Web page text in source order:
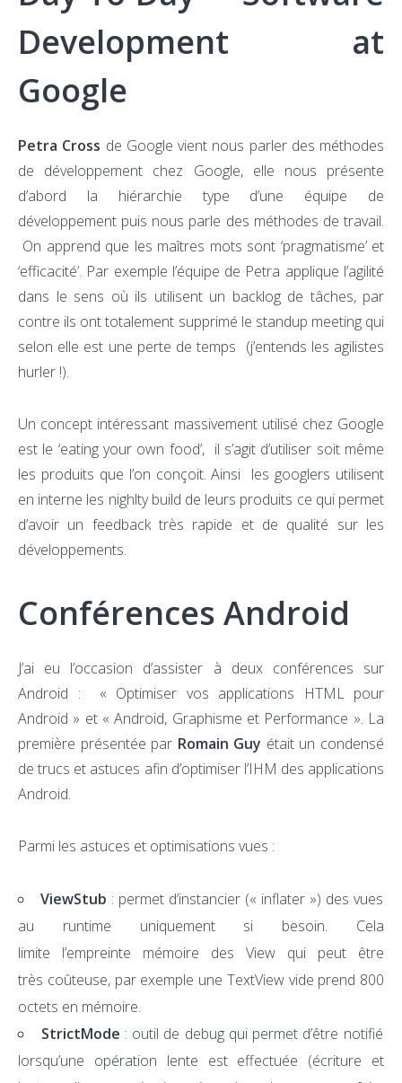
Development at
Google
Petra Cross de Google vient nous parler des méthodes
de développement chez Google, elle nous présente
d’abord la hiérarchie type d’une équipe de
développement puis nous parle des méthodes de travail.
On apprend que les maîtres mots sont ‘pragmatisme’ et
‘efficacité’. Par exemple l’équipe de Petra applique l’agilité
dans le sens où ils utilisent un backlog de tâches, par
contre ils ont totalement supprimé le standup meeting qui
selon elle est une perte de temps (j’entends les agilistes
hurler !).
Un concept intéressant massivement utilisé chez Google
est le ‘eating your own food’, il s’agit d’utiliser soit même
les produits que l’on conçoit. Ainsi les googlers utilisent
en interne les nighlty build de leurs produits ce qui permet
d’avoir un feedback très rapide et de qualité sur les
développements.
Conférences Android
J’ai eu l’occasion d’assister à deux conférences sur
Android : « Optimiser vos applications HTML pour
Android » et « Android, Graphisme et Performance ». La
première présentée par Romain Guy était un condensé
de trucs et astuces afin d’optimiser l’IHM des applications
Android.
Parmi les astuces et optimisations vues :
ViewStub : permet d’instancier (« inflater ») des vues
au runtime uniquement si besoin. Cela
limite l’empreinte mémoire des View qui peut être
très coûteuse, par exemple une TextView vide prend 800
octets en mémoire.
StrictMode : outil de debug qui permet d’être notifié
lorsqu’une opération lente est effectuée (écriture et